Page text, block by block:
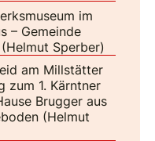
im
– Gemeinde
Sperber)
am Millstätter
zum 1. Kärntner
Brugger aus
(Helmut